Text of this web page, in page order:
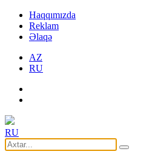
Haqqımızda
Reklam
Əlaqə
AZ
RU
RU